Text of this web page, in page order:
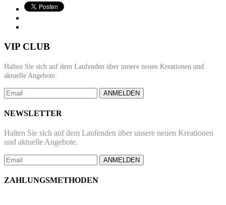
VIP CLUB
Halten Sie sich auf dem Laufenden über unsere neuen Kreationen und
aktuelle Angebote.
ANMELDEN
NEWSLETTER
Halten Sie sich auf dem Laufenden über unsere neuen Kreationen
und aktuelle Angebote.
ANMELDEN
ZAHLUNGSMETHODEN